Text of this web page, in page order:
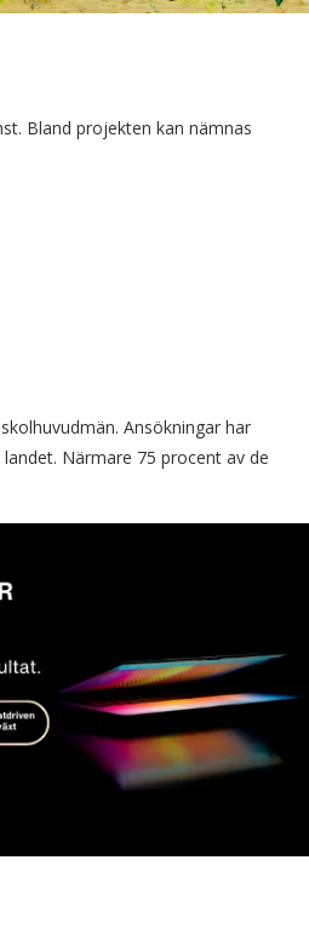
Bland projekten kan nämnas
Ansökningar har
Närmare 75 procent av de